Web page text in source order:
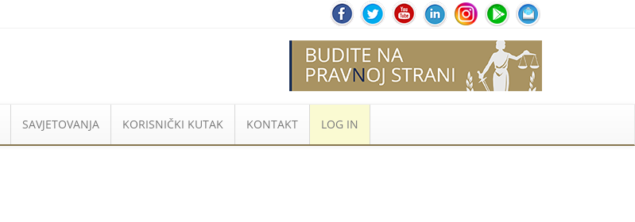
SAVJETOVANJA KORISNIČKI KUTAK KONTAKT LOG IN